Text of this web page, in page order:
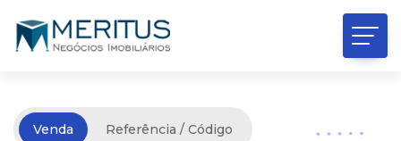
Venda Referência / Código